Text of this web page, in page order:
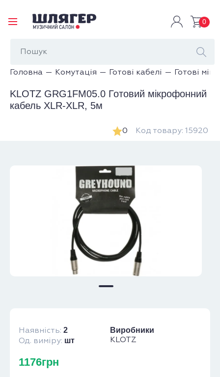
0
Головна Комутація Готові кабелі Готові
KLOTZ GRG1FM05.0 Готовий мікрофонний
кабель XLR-XLR, 5м
0 Код товару: 15920
Наявність: 2
Од. виміру: шт
Виробники
KLOTZ
1176грн